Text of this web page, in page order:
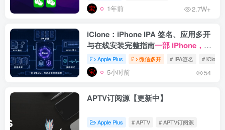
1年前 2.7W+
iClone：iPhone IPA 签名、应用多开
与在线安装完整指南一部 iPhone，把
IPA 签名、应用多开与在线安装管理放
进一个工具
Apple Plus 微信多开 # IPA签名 # iClone
5小时前 54
APTV订阅源【更新中】
Apple Plus # APTV # APTV订阅源